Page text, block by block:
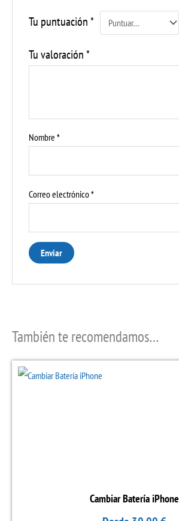
Tu puntuación*
Tu valoración*
Nombre*
Correo electrónico*
También te recomendamos…
Cambiar Batería iPhone
se